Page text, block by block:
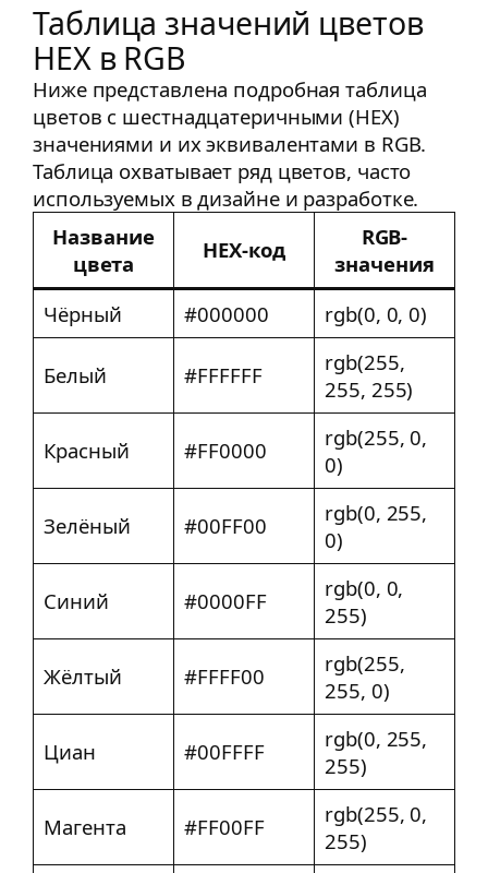
Таблица значений цветов
HEX в RGB
Ниже представлена подробная таблица
цветов с шестнадцатеричными (HEX)
значениями и их эквивалентами в RGB.
Таблица охватывает ряд цветов, часто
используемых в дизайне и разработке.
Название
цвета
HEX-код
RGB-
значения
Чёрный
#000000 rgb(0, 0, 0)
Белый #FFFFFF
rgb(255,
255, 255)
Красный #FF0000
rgb(255, 0,
0)
Зелёный #00FF00
rgb(0, 255,
0)
Синий #0000FF
rgb(0, 0,
255)
Жёлтый #FFFF00
rgb(255,
255, 0)
Циан #00FFFF
rgb(0, 255,
255)
Магента #FF00FF
rgb(255, 0,
255)